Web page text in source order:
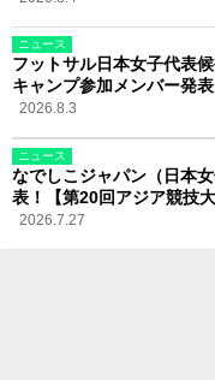
ニュース
フットサル日本女子代表
キャンプ参加メンバー発表
2026.8.3
ニュース
なでしこジャパン（日本
表！【第20回アジア競技大
2026.7.27